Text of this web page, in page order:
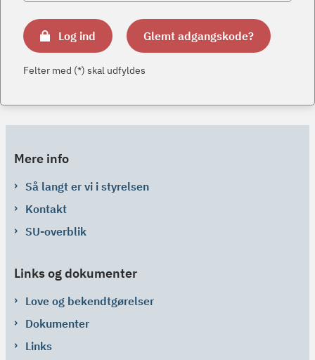
Log ind Glemt adgangskode?
Felter med (*) skal udfyldes
Mere info
Så langt er vi i styrelsen
Kontakt
SU-overblik
Links og dokumenter
Love og bekendtgørelser
Dokumenter
Links